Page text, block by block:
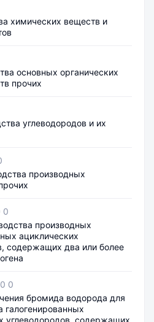
химических веществ и
основных органических
прочих
углеводородов и их
производных
0
производных
ациклических
содержащих два или более
0
бромида водорода для
галогенированных
углеводородов, содержащих